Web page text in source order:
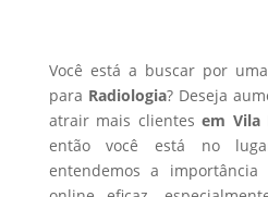
Você está a buscar por
para Radiologia? Deseja
atrair mais clientesem Vila
então você está no
entendemos a